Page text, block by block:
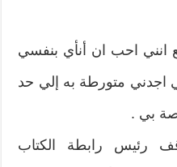
احب ان أنأي بنفسي
اجدني متورطة به إلي حد
بي‮ .‬
رئيس رابطة الكتاب